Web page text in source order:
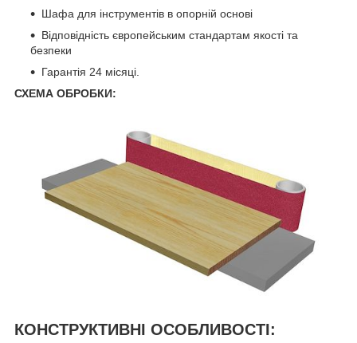
Шафа для інструментів в опорній основі
Відповідність європейським стандартам якості та
безпеки
Гарантія 24 місяці.
СХЕМА ОБРОБКИ:
КОНСТРУКТИВНІ ОСОБЛИВОСТІ: